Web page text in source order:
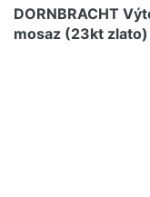
DORNBRACHT
mosaz (23kt